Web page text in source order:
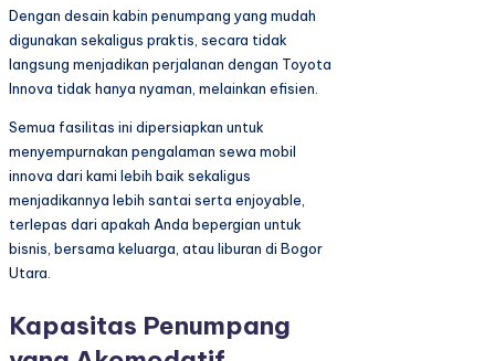
Dengan desain kabin penumpang yang mudah
digunakan sekaligus praktis, secara tidak
langsung menjadikan perjalanan dengan Toyota
Innova tidak hanya nyaman, melainkan efisien.
Semua fasilitas ini dipersiapkan untuk
menyempurnakan pengalaman sewa mobil
innova dari kami lebih baik sekaligus
menjadikannya lebih santai serta enjoyable,
terlepas dari apakah Anda bepergian untuk
bisnis, bersama keluarga, atau liburan di Bogor
Utara.
Kapasitas Penumpang